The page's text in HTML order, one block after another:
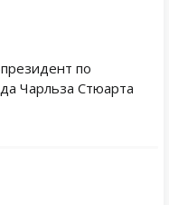
по
Чарльза Стюарта